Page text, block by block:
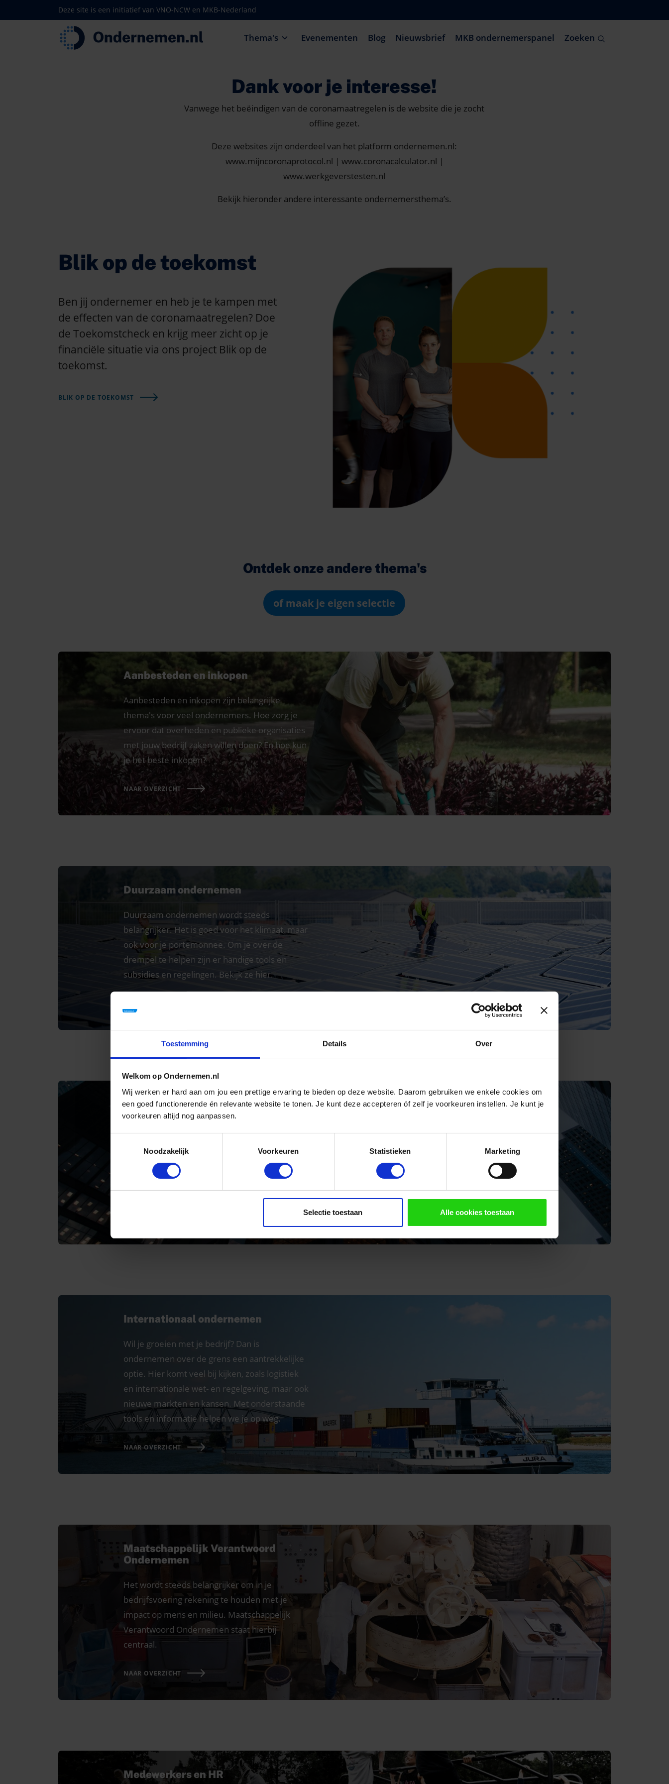
Toestemming Details Over
Welkom op Ondernemen.nl
Wij werken er hard aan om jou een prettige ervaring te bieden op deze website. Daarom gebruiken we enkele cookies om
een goed functionerende én relevante website te tonen. Je kunt deze accepteren óf zelf je voorkeuren instellen. Je kunt je
voorkeuren altijd nog aanpassen.
Noodzakelijk
Voorkeuren Statistieken Marketing
Selectie toestaan Alle cookies toestaan
Deze site is een initiatief van VNO-NCW en MKB-Nederland
Thema's Evenementen Blog Nieuwsbrief MKB ondernemerspanel Zoeken
Dank voor je interesse!
Vanwege het beëindigen van de coronamaatregelen is de website die je zocht
offline gezet.
Deze websites zijn onderdeel van het platform ondernemen.nl:
www.mijncoronaprotocol.nl | www.coronacalculator.nl |
www.werkgeverstesten.nl
Bekijk hieronder andere interessante ondernemersthema’s.
Blik op de toekomst
Ben jij ondernemer en heb je te kampen met
de effecten van de coronamaatregelen? Doe
de Toekomstcheck en krijg meer zicht op je
financiële situatie via ons project Blik op de
toekomst.
BLIK OP DE TOEKOMST
Ontdek onze andere thema's
of maak je eigen selectie
Aanbesteden en inkopen
Aanbesteden en inkopen zijn belangrijke
thema's voor veel ondernemers. Hoe zorg je
ervoor dat overheden en publieke organisaties
met jouw bedrijf zaken willen doen? En hoe kun
je het beste inkopen?
NAAR OVERZICHT
Duurzaam ondernemen
Duurzaam ondernemen wordt steeds
belangrijker. Het is goed voor het klimaat, maar
ook voor je portemonnee. Om je over de
drempel te helpen zijn er handige tools en
subsidies en regelingen. Bekijk ze hier.
Financiering
regelingen, maar ook informatie over hoe je
inzicht krijgt in de financiën van je
onderneming.
Internationaal ondernemen
Wil je groeien met je bedrijf? Dan is
ondernemen over de grens een aantrekkelijke
optie. Hier komt veel bij kijken, zoals logistiek
en internationale wet- en regelgeving, maar ook
nieuwe markten en kansen. Met onderstaande
tools en informatie helpen we je op weg.
NAAR OVERZICHT
Maatschappelijk Verantwoord
Ondernemen
Het wordt steeds belangrijker om in je
bedrijfsvoering rekening te houden met je
impact op mens en milieu. Maatschappelijk
Verantwoord Ondernemen staat hierbij
centraal.
NAAR OVERZICHT
Medewerkers en HR